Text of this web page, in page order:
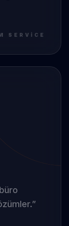
SERVICE
”